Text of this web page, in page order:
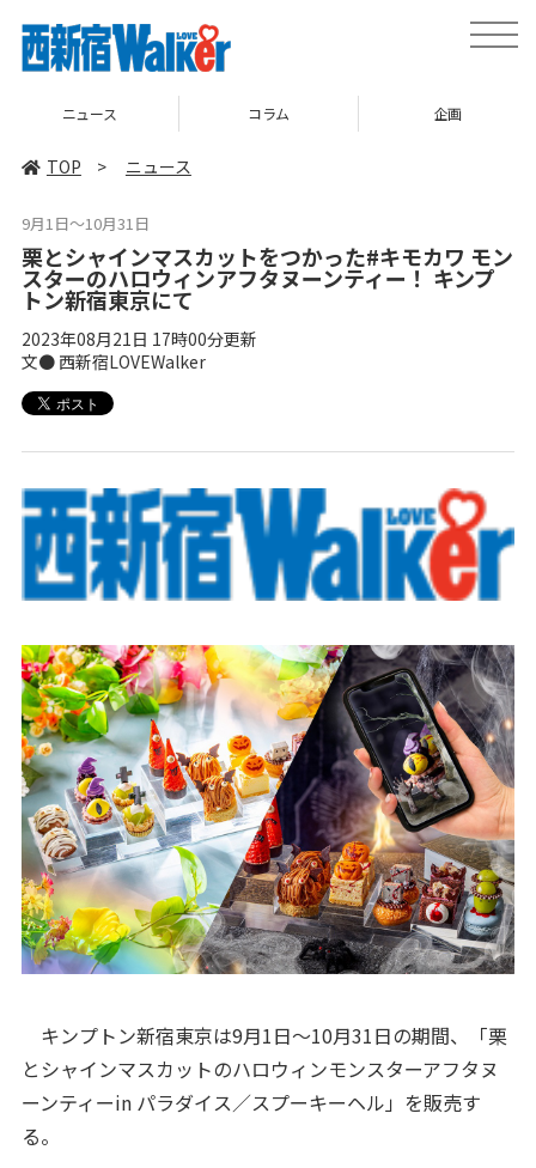
toggle
ニュース コラム 企画
TOP > ニュース
9月1日～10月31日
栗とシャインマスカットをつかった#キモカワ モン
スターのハロウィンアフタヌーンティー！ キンプ
トン新宿東京にて
2023年08月21日 17時00分更新
文● 西新宿LOVEWalker
キンプトン新宿東京は9月1日～10月31日の期間、「栗
とシャインマスカットのハロウィンモンスターアフタヌ
ーンティーin パラダイス／スプーキーヘル」を販売す
る。